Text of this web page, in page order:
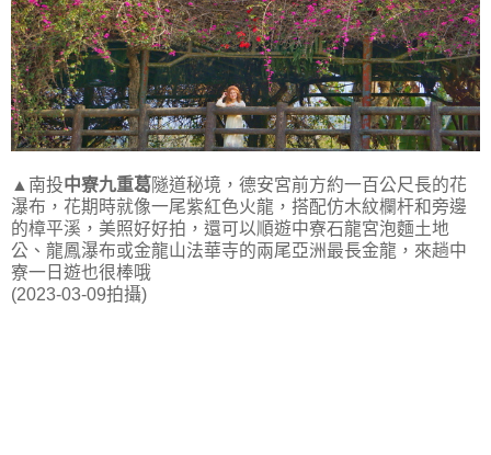
▲南投中寮九重葛隧道秘境，德安宮前方約一百公尺長的花
瀑布，花期時就像一尾紫紅色火龍，搭配仿木紋欄杆和旁邊
的樟平溪，美照好好拍，還可以順遊中寮石龍宮泡麵土地
公、龍鳳瀑布或金龍山法華寺的兩尾亞洲最長金龍，來趟中
寮一日遊也很棒哦
(2023-03-09拍攝)